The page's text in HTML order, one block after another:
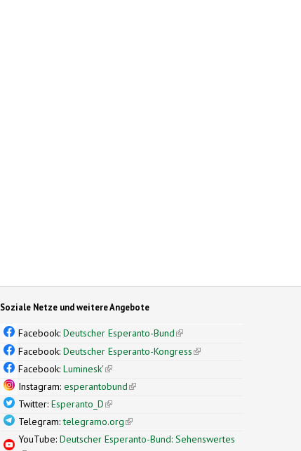
Soziale Netze und weitere Angebote
Facebook:Deutscher Esperanto-Bund(link is external)
Facebook:Deutscher Esperanto-Kongress(link is external)
Facebook:Luminesk'(link is external)
Instagram:esperantobund(link is external)
Twitter:Esperanto_D(link is external)
Telegram:telegramo.org(link is external)
YouTube:Deutscher Esperanto-Bund: Sehenswertes